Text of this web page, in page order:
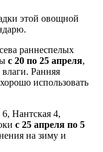
этой овощной
раннеспелых
с 20 по 25 апреля,
влаги. Ранняя
использовать
Нантская 4,
с 25 апреля по 5
на зиму и